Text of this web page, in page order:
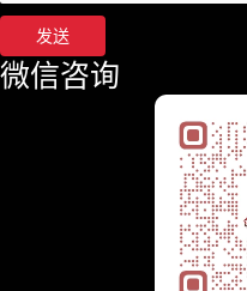
发送
微信咨询